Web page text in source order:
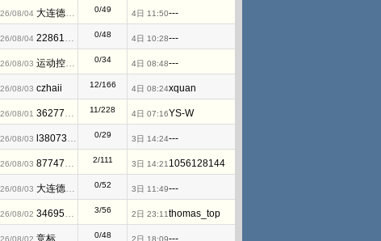
08/04 大连德嘉工控WB 0/49 4日 11:50---
08/04 2286194884 0/48 4日 10:28---
08/03 运动控制小正 0/34 4日 08:48---
08/03 czhaii 12/166 4日 08:24xquan
08/01 362775017 11/228 4日 07:16YS-W
08/03 l380730475 0/29 3日 14:24---
08/03 877476825 2/111 3日 14:21 1056128144
08/03 大连德嘉工控WB 0/52 3日 11:49---
08/02 346953791 3/56 2日 23:11thomas_top
08/02 竞标 0/48 2日 18:09---